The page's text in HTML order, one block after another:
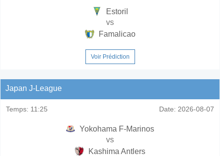
Estoril
vs
Famalicao
Voir Prédiction
Japan J-League
Temps: 11:25 Date: 2026-08-07
Yokohama F-Marinos
vs
Kashima Antlers